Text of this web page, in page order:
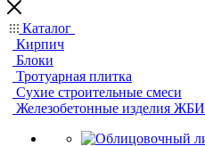
Каталог
Кирпич
Блоки
Тротуарная плитка
Сухие строительные смеси
Железобетонные изделия ЖБИ